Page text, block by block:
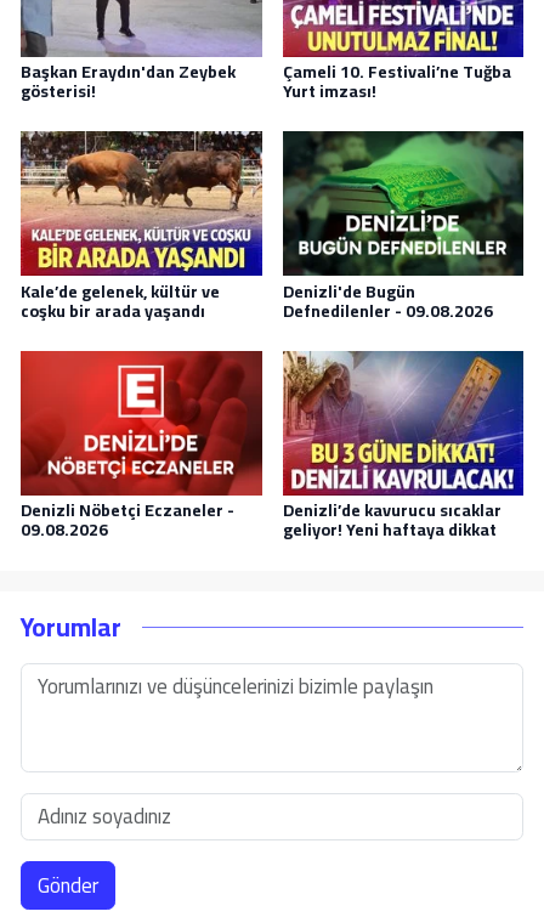
Başkan Eraydın'dan Zeybek
gösterisi!
Çameli 10. Festivali’ne Tuğba
Yurt imzası!
Kale’de gelenek, kültür ve
coşku bir arada yaşandı
Denizli'de Bugün
Defnedilenler - 09.08.2026
Denizli Nöbetçi Eczaneler -
09.08.2026
Denizli’de kavurucu sıcaklar
geliyor! Yeni haftaya dikkat
Yorumlar
Gönder